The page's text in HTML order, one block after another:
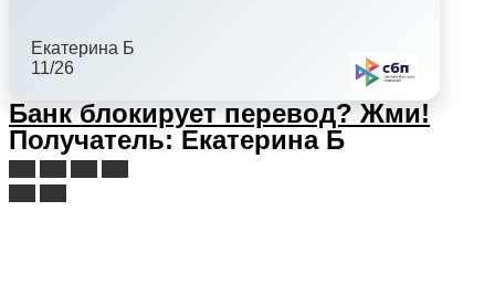
Екатерина Б
11/26
Банк блокирует перевод? Жми!
Получатель: Екатерина Б